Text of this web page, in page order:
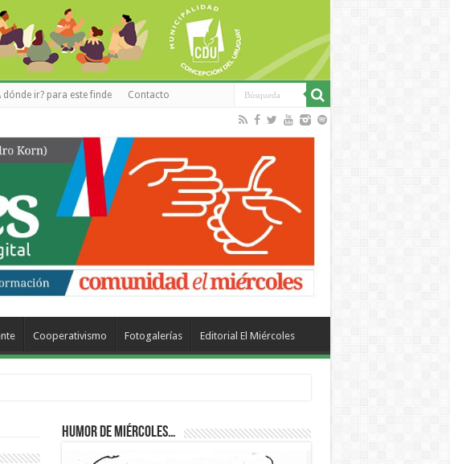
dónde ir? para este finde Contacto
Cooperativismo Fotogalerías Editorial El Miércoles
Humor de Miércoles…